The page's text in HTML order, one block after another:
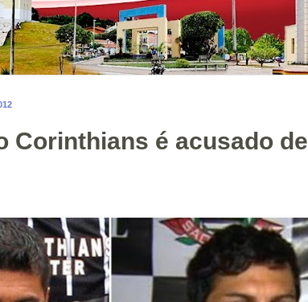
Corinthians é acusado de